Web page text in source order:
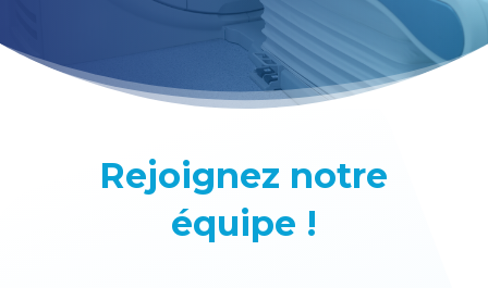
Rejoignez notre
équipe !